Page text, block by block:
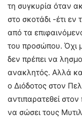
τη συγκυρία όταν
στο σκοτάδι -έτι
από τα
του προσώπου. Όχι
δεν πρέπει να
ανακλητός. Αλλά
ο Διόδοτος στον
αντιπαρατεθεί
να σώσει τους